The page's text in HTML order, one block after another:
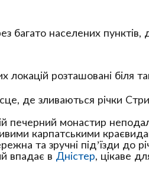
багато населених пунктів,
розташовані біля
де зливаються річки
печерний монастир
карпатськими
та зручні під’їзди до
впадає в Дністер, цікаве